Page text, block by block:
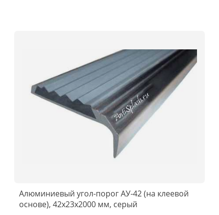
Алюминиевый угол-порог АУ-42 (на клеевой
основе), 42x23x2000 мм, серый